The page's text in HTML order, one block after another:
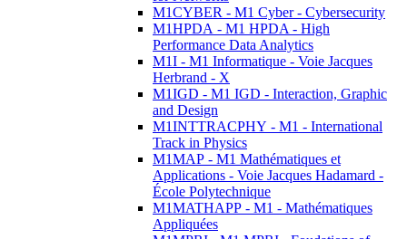
M1CYBER - M1 Cyber - Cybersecurity
M1HPDA - M1 HPDA - High
Performance Data Analytics
M1I - M1 Informatique - Voie Jacques
Herbrand - X
M1IGD - M1 IGD - Interaction, Graphic
and Design
M1INTTRACPHY - M1 - International
Track in Physics
M1MAP - M1 Mathématiques et
Applications - Voie Jacques Hadamard -
École Polytechnique
M1MATHAPP - M1 - Mathématiques
Appliquées